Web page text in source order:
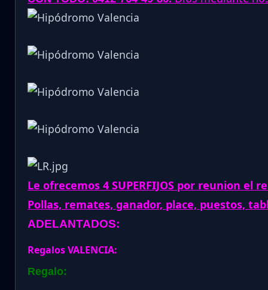
Le ofrecemos 4 SUPERFIJOS por reunion el
Pollas, remates, ganador, place, puestos,
ADELANTADOS:
Regalos VALENCIA:
Regalo: